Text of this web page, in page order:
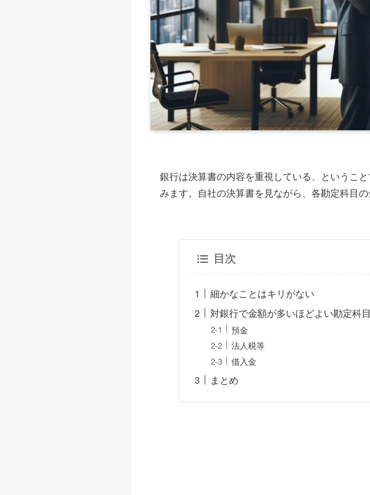
銀行は決算書の内容を重視している、というこ
みます。自社の決算書を見ながら、各勘定科目の
目次
細かなことはキリがない
対銀行で金額が多いほどよい勘定科目
預金
法人税等
借入金
まとめ